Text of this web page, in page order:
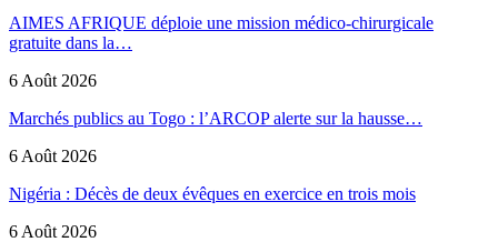
AIMES AFRIQUE déploie une mission médico-chirurgicale
gratuite dans la…
6 Août 2026
Marchés publics au Togo : l’ARCOP alerte sur la hausse…
6 Août 2026
Nigéria : Décès de deux évêques en exercice en trois mois
6 Août 2026